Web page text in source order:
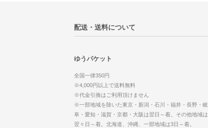
配送・送料について
ゆうパケット
全国一律350円
※4,000円以上で送料無料
※代金引換はご利用頂けません
※一部地域を除いた東京・新潟・石川・福井・長野・岐
阜・愛知・滋賀・京都・大阪は翌日～着。その他地域は
翌々日～着。北海道、沖縄、一部地域は3日～着。